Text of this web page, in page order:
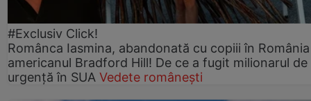
#Exclusiv Click!
Românca Iasmina, abandonată cu copiii în
americanul Bradford Hill! De ce a fugit milionarul de
urgență în SUA Vedete românești